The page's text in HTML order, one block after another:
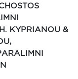
KYPRIANOU &